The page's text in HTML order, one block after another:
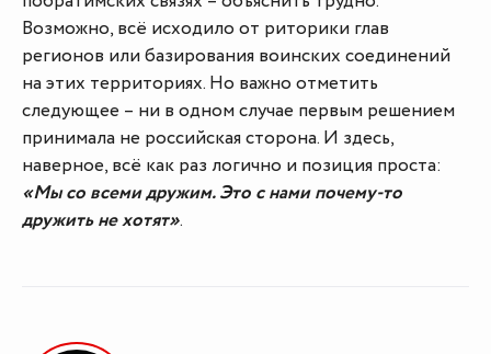
Возможно, всё исходило от риторики глав
регионов или базирования воинских соединений
на этих территориях. Но важно отметить
следующее – ни в одном случае первым решением
принимала не российская сторона. И здесь,
наверное, всё как раз логично и позиция проста:
«Мы со всеми дружим. Это с нами почему-то
дружить не хотят».